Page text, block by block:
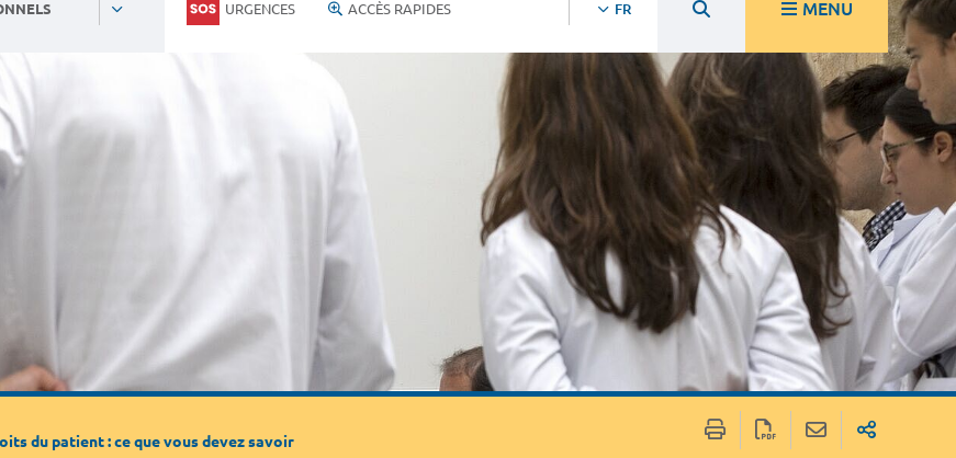
URGENCES ACCÈS RAPIDES FR MENU
Ambulanciers, taxis, vsl
Journalistes / Médias Marchés publics
Partenaires / Associations
du patient : ce que vous devez savoir